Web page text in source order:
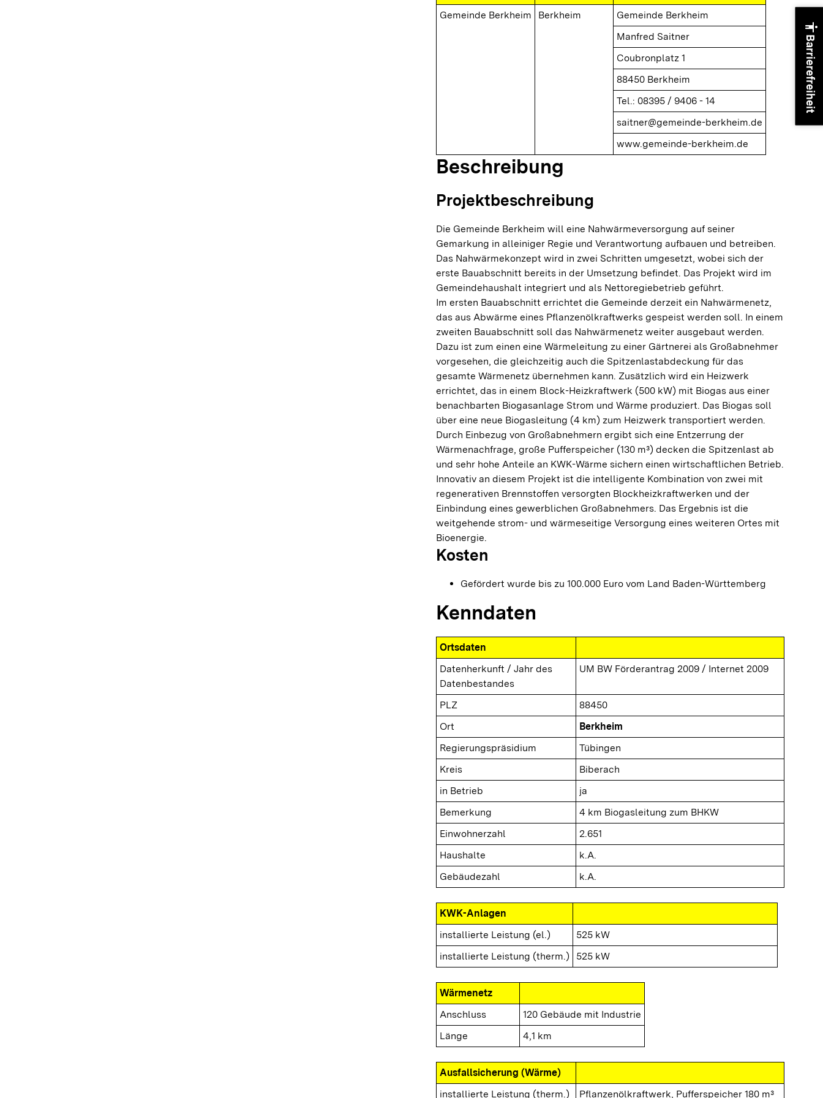
Gemeinde Berkheim
Berkheim
Gemeinde Berkheim
Manfred Saitner
Coubronplatz 1
88450 Berkheim
Tel.: 08395 / 9406 - 14
saitner@gemeinde-berkheim.de
www.gemeinde-berkheim.de
Beschreibung
Projektbeschreibung
Die Gemeinde Berkheim will eine Nahwärmeversorgung auf seiner
Gemarkung in alleiniger Regie und Verantwortung aufbauen und betreiben.
Das Nahwärmekonzept wird in zwei Schritten umgesetzt, wobei sich der
erste Bauabschnitt bereits in der Umsetzung befindet. Das Projekt wird im
Gemeindehaushalt integriert und als Nettoregiebetrieb geführt.
Im ersten Bauabschnitt errichtet die Gemeinde derzeit ein Nahwärmenetz,
das aus Abwärme eines Pflanzenölkraftwerks gespeist werden soll. In einem
zweiten Bauabschnitt soll das Nahwärmenetz weiter ausgebaut werden.
Dazu ist zum einen eine Wärmeleitung zu einer Gärtnerei als Großabnehmer
vorgesehen, die gleichzeitig auch die Spitzenlastabdeckung für das
gesamte Wärmenetz übernehmen kann. Zusätzlich wird ein Heizwerk
errichtet, das in einem Block-Heizkraftwerk (500 kW) mit Biogas aus einer
benachbarten Biogasanlage Strom und Wärme produziert. Das Biogas soll
über eine neue Biogasleitung (4 km) zum Heizwerk transportiert werden.
Durch Einbezug von Großabnehmern ergibt sich eine Entzerrung der
Wärmenachfrage, große Pufferspeicher (130 m³) decken die Spitzenlast ab
und sehr hohe Anteile an KWK-Wärme sichern einen wirtschaftlichen Betrieb.
Innovativ an diesem Projekt ist die intelligente Kombination von zwei mit
regenerativen Brennstoffen versorgten Blockheizkraftwerken und der
Einbindung eines gewerblichen Großabnehmers. Das Ergebnis ist die
weitgehende strom- und wärmeseitige Versorgung eines weiteren Ortes mit
Bioenergie.
Kosten
Gefördert wurde bis zu 100.000 Euro vom Land Baden-Württemberg
Kenndaten
Ortsdaten
Datenherkunft / Jahr des
Datenbestandes
UM BW Förderantrag 2009 / Internet 2009
PLZ
88450
Ort
Berkheim
Regierungspräsidium
Tübingen
Kreis
Biberach
in Betrieb
ja
Bemerkung
4 km Biogasleitung zum BHKW
Einwohnerzahl
2.651
Haushalte
k.A.
Gebäudezahl
k.A.
KWK-Anlagen
installierte Leistung (el.)
525 kW
installierte Leistung (therm.)
525 kW
Wärmenetz
Anschluss
120 Gebäude mit Industrie
Länge
4,1 km
Ausfallsicherung (Wärme)
installierte Leistung (therm.)
Pflanzenölkraftwerk, Pufferspeicher 180 m³
accessibility
Barrierefreiheit